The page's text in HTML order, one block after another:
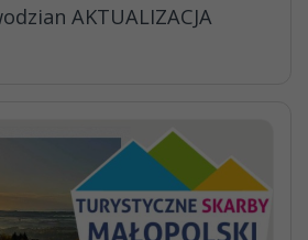
AKTUALIZACJA